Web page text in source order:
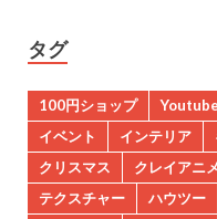
タグ
100円ショップ Youtube
イベント
インテリア
クリスマス
クレイアニ
テクスチャー
ハウツー